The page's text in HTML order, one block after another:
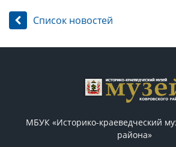
Список новостей
МБУК «Историко-краеведческий
района»